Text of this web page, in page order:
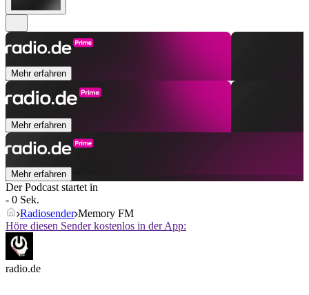
Mehr erfahren
Mehr erfahren
Mehr erfahren
Der Podcast startet in
- 0 Sek.
Radiosender Memory FM
Höre diesen Sender kostenlos in der App:
radio.de